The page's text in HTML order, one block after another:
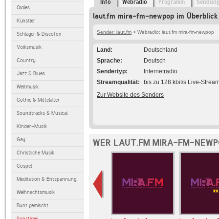
Oldies
Künstler
Schlager & Discofox
Volksmusik
Country
Jazz & Blues
Weltmusik
Gothic & Mittelalter
Soundtracks & Musical
Kinder-Musik
Gay
Christliche Musik
Gospel
Meditation & Entspannung
Weihnachtsmusik
Bunt gemischt
Info Webradio Programm
laut.fm mira-fm-newpop im Überblick
Sender: laut.fm > Webradio: laut.fm mira-fm-newpop
Land
Deutschland
Sprache
Deutsch
Sendertyp
Internetradio
Streamqualität
bis zu 128 kbit/s Live-
Zur Website des Senders
WER LAUT.FM MIRA-FM-